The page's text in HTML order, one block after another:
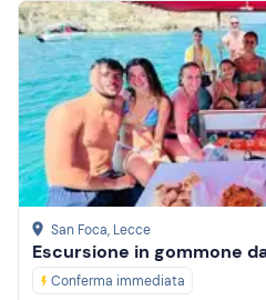
San Foca, Lecce
Escursione in gommone
Conferma immediata